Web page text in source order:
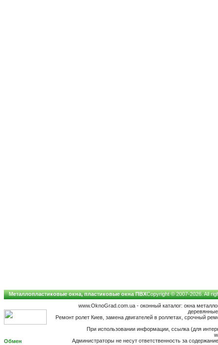
Металлопластиковые окна, пластиковые окна ПВХCopyright © 2007-2026. All
www.OknoGrad.com.ua - оконный каталог: окна
Ремонт ролет Киев, замена двигателей в роллетах, срочный
При использовании информации, ссылка (для
Администраторы не несут ответственность за
Обмен